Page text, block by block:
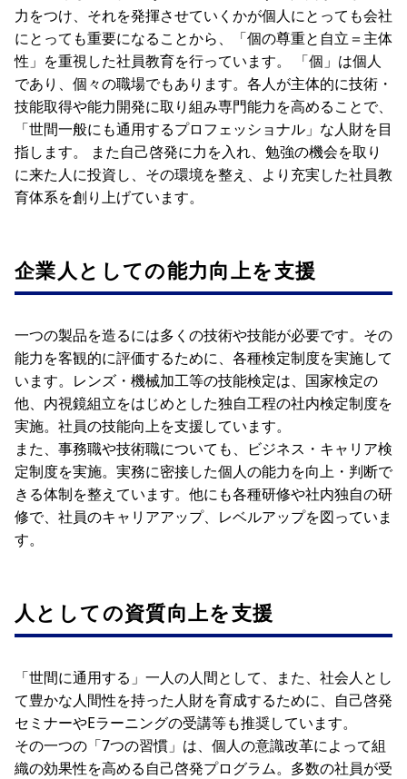
力をつけ、それを発揮させていくかが個人にとっても会社
にとっても重要になることから、「個の尊重と自立＝主体
性」を重視した社員教育を行っています。 「個」は個人
であり、個々の職場でもあります。各人が主体的に技術・
技能取得や能力開発に取り組み専門能力を高めることで、
「世間一般にも通用するプロフェッショナル」な人財を目
指します。 また自己啓発に力を入れ、勉強の機会を取り
に来た人に投資し、その環境を整え、より充実した社員教
育体系を創り上げています。
企業人としての能力向上を支援
一つの製品を造るには多くの技術や技能が必要です。その
能力を客観的に評価するために、各種検定制度を実施して
います。レンズ・機械加工等の技能検定は、国家検定の
他、内視鏡組立をはじめとした独自工程の社内検定制度を
実施。社員の技能向上を支援しています。
また、事務職や技術職についても、ビジネス・キャリア検
定制度を実施。実務に密接した個人の能力を向上・判断で
きる体制を整えています。他にも各種研修や社内独自の研
修で、社員のキャリアアップ、レベルアップを図っていま
す。
人としての資質向上を支援
「世間に通用する」一人の人間として、また、社会人とし
て豊かな人間性を持った人財を育成するために、自己啓発
セミナーやEラーニングの受講等も推奨しています。
その一つの「7つの習慣」は、個人の意識改革によって組
織の効果性を高める自己啓発プログラム。多数の社員が受